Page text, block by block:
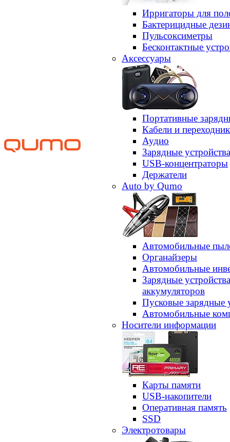
Ирригаторы для
Бактерицидные
Пульсоксиметры
Бесконтактные
Аксессуары
Портативные
Кабели и
Аудио
Зарядные устройства
USB-концентраторы
Держатели
Auto by Qumo
Автомобильные
Органайзеры
Автомобильные
Зарядные
аккумуляторов
Пусковые зарядные
Автомобильные
Носители информации
Карты памяти
USB-накопители
Оперативная память
SSD
Электротовары